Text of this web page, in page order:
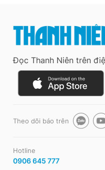
Đọc Thanh Niên trên
Theo dõi báo trên
Hotline
0906 645 777